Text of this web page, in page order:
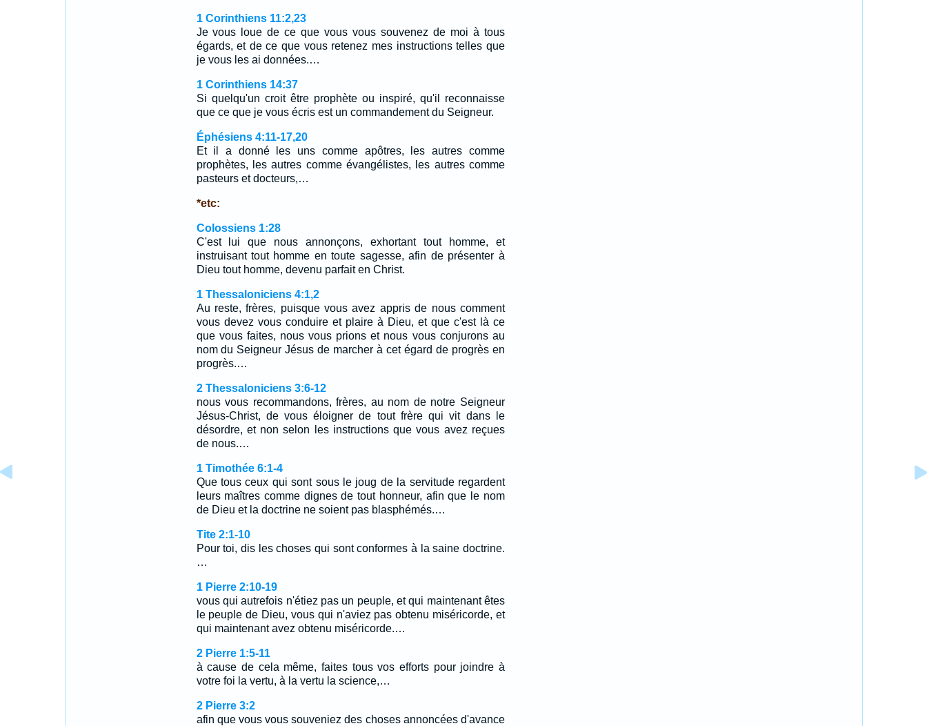
1 Corinthiens 11:2,23
Je vous loue de ce que vous vous souvenez de moi à tous
égards, et de ce que vous retenez mes instructions telles que
je vous les ai données.…
1 Corinthiens 14:37
Si quelqu'un croit être prophète ou inspiré, qu'il reconnaisse
que ce que je vous écris est un commandement du Seigneur.
Éphésiens 4:11-17,20
Et il a donné les uns comme apôtres, les autres comme
prophètes, les autres comme évangélistes, les autres comme
pasteurs et docteurs,…
*etc:
Colossiens 1:28
C'est lui que nous annonçons, exhortant tout homme, et
instruisant tout homme en toute sagesse, afin de présenter à
Dieu tout homme, devenu parfait en Christ.
1 Thessaloniciens 4:1,2
Au reste, frères, puisque vous avez appris de nous comment
vous devez vous conduire et plaire à Dieu, et que c'est là ce
que vous faites, nous vous prions et nous vous conjurons au
nom du Seigneur Jésus de marcher à cet égard de progrès en
progrès.…
2 Thessaloniciens 3:6-12
nous vous recommandons, frères, au nom de notre Seigneur
Jésus-Christ, de vous éloigner de tout frère qui vit dans le
désordre, et non selon les instructions que vous avez reçues
de nous.…
1 Timothée 6:1-4
Que tous ceux qui sont sous le joug de la servitude regardent
leurs maîtres comme dignes de tout honneur, afin que le nom
de Dieu et la doctrine ne soient pas blasphémés.…
Tite 2:1-10
Pour toi, dis les choses qui sont conformes à la saine doctrine.
…
1 Pierre 2:10-19
vous qui autrefois n'étiez pas un peuple, et qui maintenant êtes
le peuple de Dieu, vous qui n'aviez pas obtenu miséricorde, et
qui maintenant avez obtenu miséricorde.…
2 Pierre 1:5-11
à cause de cela même, faites tous vos efforts pour joindre à
votre foi la vertu, à la vertu la science,…
2 Pierre 3:2
afin que vous vous souveniez des choses annoncées d'avance